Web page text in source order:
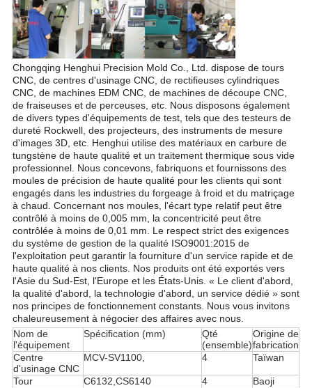
Chongqing Henghui Precision Mold Co., Ltd. dispose de tours
CNC, de centres d'usinage CNC, de rectifieuses cylindriques
CNC, de machines EDM CNC, de machines de découpe CNC,
de fraiseuses et de perceuses, etc. Nous disposons également
de divers types d'équipements de test, tels que des testeurs de
dureté Rockwell, des projecteurs, des instruments de mesure
d'images 3D, etc. Henghui utilise des matériaux en carbure de
tungstène de haute qualité et un traitement thermique sous vide
professionnel. Nous concevons, fabriquons et fournissons des
moules de précision de haute qualité pour les clients qui sont
engagés dans les industries du forgeage à froid et du matriçage
à chaud. Concernant nos moules, l'écart type relatif peut être
contrôlé à moins de 0,005 mm, la concentricité peut être
contrôlée à moins de 0,01 mm. Le respect strict des exigences
du système de gestion de la qualité ISO9001:2015 de
l'exploitation peut garantir la fourniture d'un service rapide et de
haute qualité à nos clients. Nos produits ont été exportés vers
l'Asie du Sud-Est, l'Europe et les États-Unis. « Le client d'abord,
la qualité d'abord, la technologie d'abord, un service dédié » sont
nos principes de fonctionnement constants. Nous vous invitons
chaleureusement à négocier des affaires avec nous.
Nom de
l'équipement
Spécification (mm)
Qté
(ensemble)
Origine de
fabrication
Centre
d'usinage CNC
MCV-SV1100, 4 Taïwan
Tour C6132,CS6140 4
Baoji